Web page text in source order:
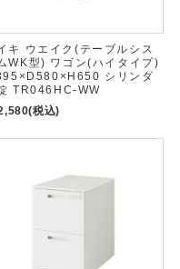
キ ウエイク(テーブルシス
WK型) ワゴン(ハイタイプ)
シリンダ
TR046HC-WW
(税込)